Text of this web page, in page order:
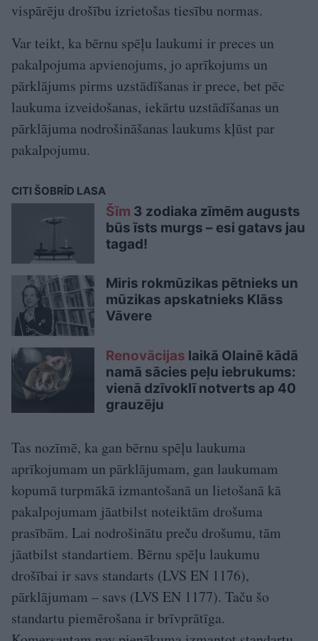
vispārēju drošību izrietošas tiesību normas.
Var teikt, ka bērnu spēļu laukumi ir preces un
pakalpojuma apvienojums, jo aprīkojums un
pārklājums pirms uzstādīšanas ir prece, bet pēc
laukuma izveidošanas, iekārtu uzstādīšanas un
pārklājuma nodrošināšanas laukums kļūst par
pakalpojumu.
CITI ŠOBRĪD LASA
Šīm 3 zodiaka zīmēm augusts
būs īsts murgs – esi gatavs jau
tagad!
Miris rokmūzikas pētnieks un
mūzikas apskatnieks Klāss
Vāvere
Renovācijas laikā Olainē kādā
namā sācies peļu iebrukums:
vienā dzīvoklī notverts ap 40
grauzēju
Tas nozīmē, ka gan bērnu spēļu laukuma
aprīkojumam un pārklājumam, gan laukumam
kopumā turpmākā izmantošanā un lietošanā kā
pakalpojumam jāatbilst noteiktām drošuma
prasībām. Lai nodrošinātu preču drošumu, tām
jāatbilst standartiem. Bērnu spēļu laukumu
drošībai ir savs standarts (LVS EN 1176),
pārklājumam – savs (LVS EN 1177). Taču šo
standartu piemērošana ir brīvprātīga.